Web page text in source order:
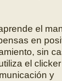
el
en
sin
el
y